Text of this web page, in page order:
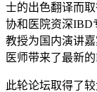
士的出色翻译而
协和医院资深IBD
教授为国内演讲
医师带来了最新
此轮论坛取得了